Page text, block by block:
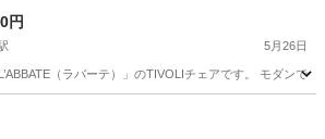
円
5月26日
（ラバーテ）」のTIVOLIチェアです。 モダン